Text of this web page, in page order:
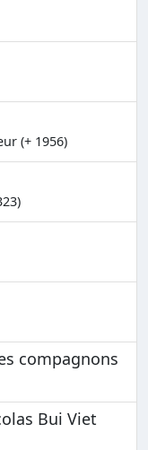
(+ 1956)
compagnons
Bui Viet